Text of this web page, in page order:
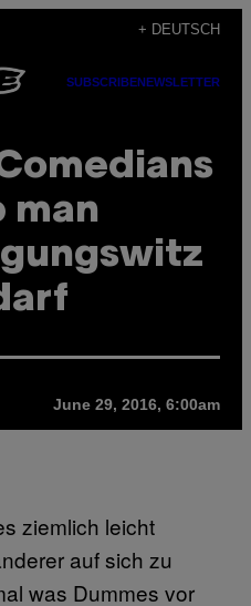
+ DEUTSCH
SUBSCRIBENEWSLETTER
man
June 29, 2016, 6:00am
ziemlich leicht
auf sich zu
was Dummes vor